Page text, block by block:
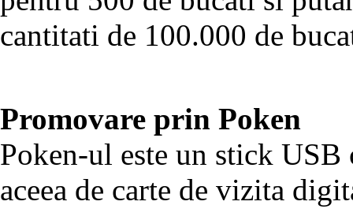
cantitati de 100.000 de
Promovare prin Poken
Poken-ul este un stick
aceea de carte de vizita